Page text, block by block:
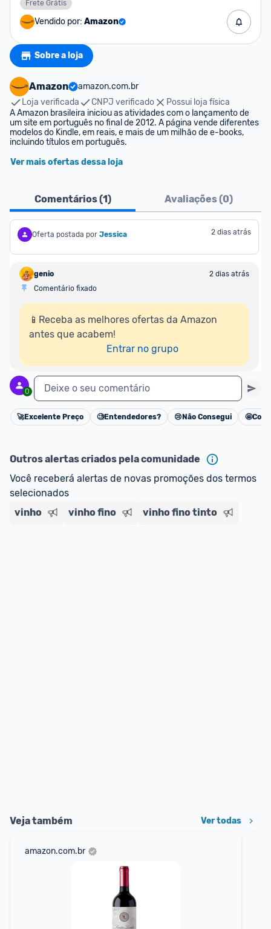
Frete Grátis
Vendido por: Amazon
Sobre a loja
Amazon
amazon.com.br
Loja verificada
CNPJ verificado
Possui loja física
A Amazon brasileira iniciou as atividades com o lançamento de
um site em português no final de 2012. A página vende diferentes
modelos do Kindle, em reais, e mais de um milhão de e-books,
incluindo títulos em português.
Ver mais ofertas dessa loja
Comentários (1) Avaliações (0)
Oferta postada por Jessica 2 dias atrás
genio
2 dias atrás
Comentário fixado
📱Receba as melhores ofertas da Amazon
antes que acabem!
Entrar no grupo
0 Deixe o seu comentário
Cancelar
🚀Excelente Preço 🧐Entendedores? 😢 Não Consegui 🤩
Outros alertas criados pela comunidade
Você receberá alertas de novas promoções dos termos
selecionados
vinho
vinho fino vinho fino tinto
Veja também Ver todas
amazon.com.br